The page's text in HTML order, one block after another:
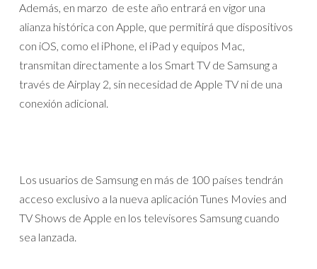
Además, en marzo de este año entrará en vigor una
alianza histórica con Apple, que permitirá que dispositivos
con iOS, como el iPhone, el iPad y equipos Mac,
transmitan directamente a los Smart TV de Samsung a
través de Airplay 2, sin necesidad de Apple TV ni de una
conexión adicional.
Los usuarios de Samsung en más de 100 países tendrán
acceso exclusivo a la nueva aplicación Tunes Movies and
TV Shows de Apple en los televisores Samsung cuando
sea lanzada.